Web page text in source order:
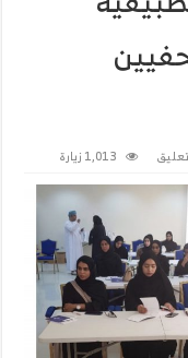
1,013 زيارة